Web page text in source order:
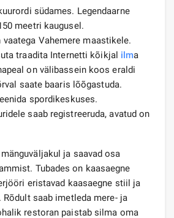
südames. Legendaarne
meetri kaugusel.
vaatega Vahemere maastikele.
traadita Internetti kõikjal ilma
on välibassein koos eraldi
saate baaris lõõgastuda.
spordikeskuses.
saab registreeruda, avatud on
ja saavad osa
Tubades on kaasaegne
eristavad kaasaegne stiil ja
saab imetleda mere- ja
restoran paistab silma oma